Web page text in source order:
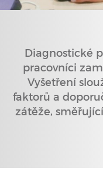
Diagnostické
pracovníci
Vyšetření
faktorů a
zátěže,